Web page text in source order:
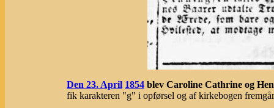
Den 23. April 1854 blev Caroline Cathrine og
fik karakteren "g" i opførsel og af kirkebogen